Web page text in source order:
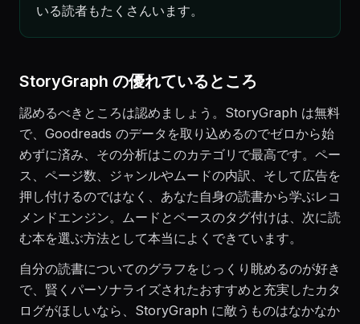
いる読者もたくさんいます。
StoryGraph の優れているところ
認めるべきところは認めましょう。StoryGraph は無料
で、Goodreads のデータを取り込めるのでゼロから始
めずに済み、その分析はこのカテゴリで最高です。ペー
ス、ページ数、ジャンルやムードの内訳、そして広告を
押し付けるのではなく、あなた自身の読書から学ぶレコ
メンドエンジン。ムードとペースのタグ付けは、次に読
む本を選ぶ方法として本当によくできています。
自分の読書についてのグラフをじっくり眺めるのが好き
で、賢くパーソナライズされたおすすめと充実したカタ
ログがほしいなら、StoryGraph に敵うものはなかなか